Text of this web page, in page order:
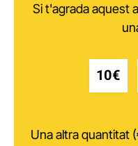
Si t'agrada aquest
10€
Una altra quantitat